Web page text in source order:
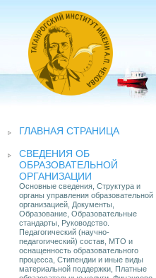
ГЛАВНАЯ СТРАНИЦА
СВЕДЕНИЯ ОБ
ОБРАЗОВАТЕЛЬНОЙ
ОРГАНИЗАЦИИ
Основные сведения, Структура и
органы управления образовательной
организацией, Документы,
Образование, Образовательные
стандарты, Руководство.
Педагогический (научно-
педагогический) состав, МТО и
оснащенность образовательного
процесса, Стипендии и иные виды
материальной поддержки, Платные